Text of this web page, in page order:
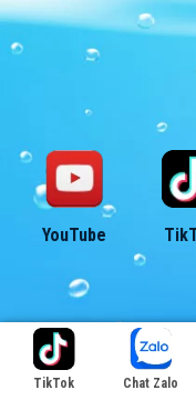
YouTube
© 2026 – Bản
TikTok Chat Zalo